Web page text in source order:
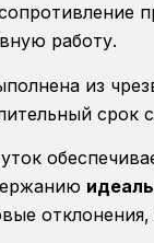
работу.
из
срок